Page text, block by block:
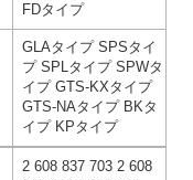
FDタイプ
GLAタイプ SPSタイ
プ SPLタイプ SPWタ
イプ GTS-KXタイプ
GTS-NAタイプ BKタ
イプ KPタイプ
2 608 837 703 2 608